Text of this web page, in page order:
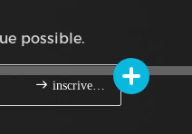
possible.
inscrivez-vous